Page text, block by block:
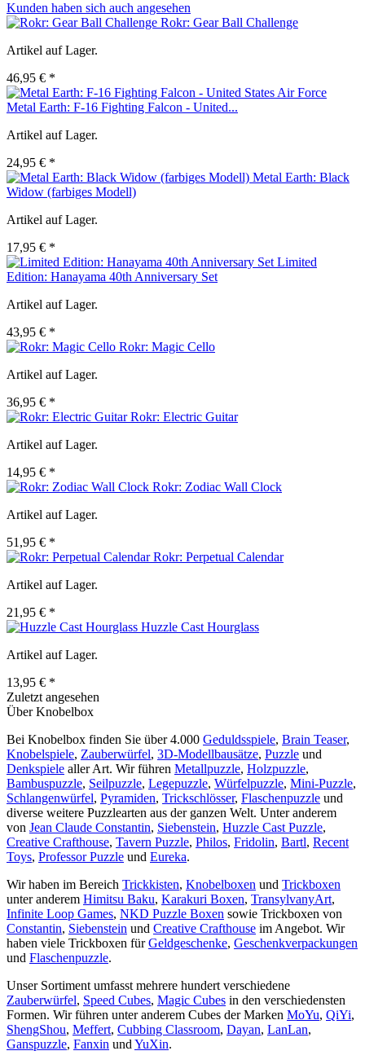
Kunden haben sich auch angesehen
Rokr: Gear Ball Challenge
Artikel auf Lager.
46,95 € *
Metal Earth: F-16 Fighting Falcon - United...
Artikel auf Lager.
24,95 € *
Metal Earth: Black
Widow (farbiges Modell)
Artikel auf Lager.
17,95 € *
Limited
Edition: Hanayama 40th Anniversary Set
Artikel auf Lager.
43,95 € *
Rokr: Magic Cello
Artikel auf Lager.
36,95 € *
Rokr: Electric Guitar
Artikel auf Lager.
14,95 € *
Rokr: Zodiac Wall Clock
Artikel auf Lager.
51,95 € *
Rokr: Perpetual Calendar
Artikel auf Lager.
21,95 € *
Huzzle Cast Hourglass
Artikel auf Lager.
13,95 € *
Zuletzt angesehen
Über Knobelbox
Bei Knobelbox finden Sie über 4.000 Geduldsspiele, Brain Teaser,
Knobelspiele, Zauberwürfel, 3D-Modellbausätze, Puzzle und
Denkspiele aller Art. Wir führen Metallpuzzle, Holzpuzzle,
Bambuspuzzle, Seilpuzzle, Legepuzzle, Würfelpuzzle, Mini-Puzzle,
Schlangenwürfel, Pyramiden, Trickschlösser, Flaschenpuzzle und
diverse weitere Puzzlearten aus der ganzen Welt. Unter anderem
von Jean Claude Constantin, Siebenstein, Huzzle Cast Puzzle,
Creative Crafthouse, Tavern Puzzle, Philos, Fridolin, Bartl, Recent
Toys, Professor Puzzle und Eureka.
Wir haben im Bereich Trickkisten, Knobelboxen und Trickboxen
unter anderem Himitsu Baku, Karakuri Boxen, TransylvanyArt,
Infinite Loop Games, NKD Puzzle Boxen sowie Trickboxen von
Constantin, Siebenstein und Creative Crafthouse im Angebot. Wir
haben viele Trickboxen fürGeldgeschenke, Geschenkverpackungen
und Flaschenpuzzle.
Unser Sortiment umfasst mehrere hundert verschiedene
Zauberwürfel, Speed Cubes, Magic Cubes in den verschiedensten
Formen. Wir führen unter anderem Cubes der Marken MoYu, QiYi,
ShengShou, Meffert, Cubbing Classroom, Dayan, LanLan,
Ganspuzzle, Fanxin und YuXin.